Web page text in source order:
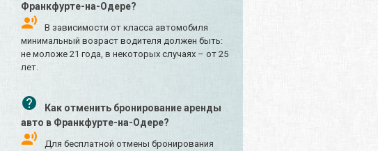
Франкфурте-на-Одере?
В зависимости от класса автомобиля
минимальный возраст водителя должен быть:
не моложе 21 года, в некоторых случаях – от 25
лет.
Как отменить бронирование аренды
авто в Франкфурте-на-Одере?
Для бесплатной отмены бронирования